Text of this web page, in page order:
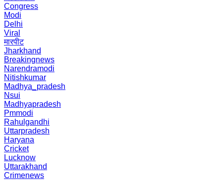
Congress
Modi
Delhi
Viral
मारपीट
Jharkhand
Breakingnews
Narendramodi
Nitishkumar
Madhya_pradesh
Nsui
Madhyapradesh
Pmmodi
Rahulgandhi
Uttarpradesh
Haryana
Cricket
Lucknow
Uttarakhand
Crimenews